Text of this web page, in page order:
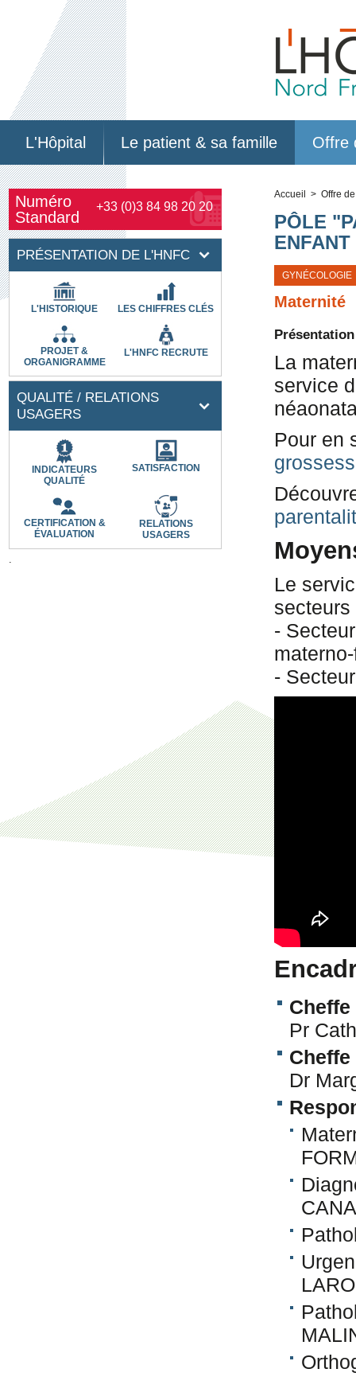
L'Hôpital Le patient & sa famille Offre
Numéro
Standard
+33 (0)3 84 98 20 20
PRÉSENTATION DE L'HNFC
L'HISTORIQUE LES CHIFFRES CLÉS
PROJET &
ORGANIGRAMME
L'HNFC RECRUTE
QUALITÉ / RELATIONS
USAGERS
INDICATEURS
QUALITÉ
SATISFACTION
CERTIFICATION &
ÉVALUATION
RELATIONS
USAGERS
.
Accueil > Offre
PÔLE
ENFANT
GYNÉCOLOGIE
Maternité
La
service
Pour en
Le
secteurs
-
-
Pr
Dr